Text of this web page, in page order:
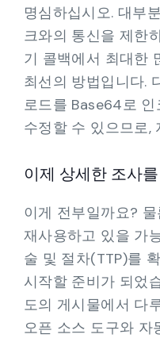
명심하십시오. 대부
크와의 통신을 제한
기 콜백에서 최대한
최선의 방법입니다.
로드를 Base64로
수정할 수 있으므로,
이제 상세한 조사
이게 전부일까요?
재사용하고 있을 가
술 및 절차(TTP)를
시작할 준비가 되었
도의 게시물에서 다
오픈 소스 도구와 자